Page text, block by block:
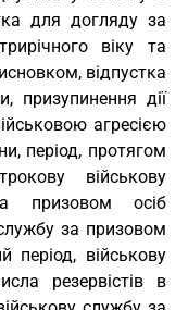
для догляду за
віку та
відпустка
призупинення дії
агресією
період, протягом
військову
призовом осіб
за призовом
період, військову
резервістів в